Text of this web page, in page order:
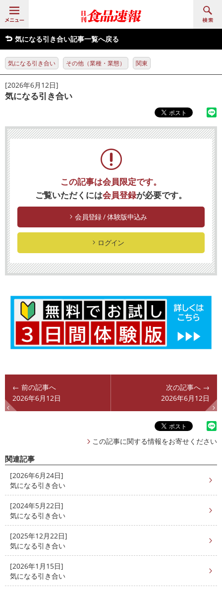
気になる引き合い記事一覧へ戻る
気になる引き合い その他（業種・業態） 関東
[2026年6月12日]
気になる引き合い
この記事は会員限定です。
ご覧いただくには会員登録が必要です。
会員登録 / 体験版申込み
ログイン
← 前の記事へ
2026年6月12日
次の記事へ →
2026年6月12日
この記事に関する情報をお寄せください
関連記事
[2026年6月24日]
気になる引き合い
[2024年5月22日]
気になる引き合い
[2025年12月22日]
気になる引き合い
[2026年1月15日]
気になる引き合い